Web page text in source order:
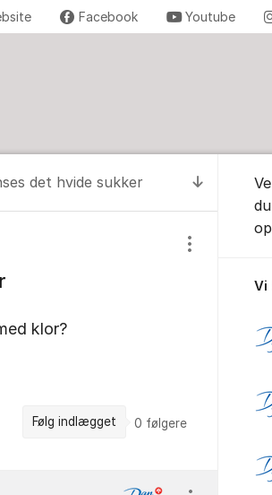
Facebook Youtube
Til
det hvide sukker
Vis/skjul
klor?
Følg indlægget 0 følgere
Vi